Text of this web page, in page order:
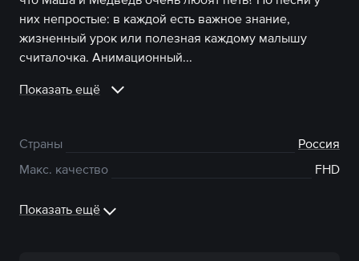
них непростые: в каждой есть важное знание,
жизненный урок или полезная каждому малышу
считалочка. Анимационный...
Показать ещё
Страны
Россия
Макс. качество
FHD
Показать ещё